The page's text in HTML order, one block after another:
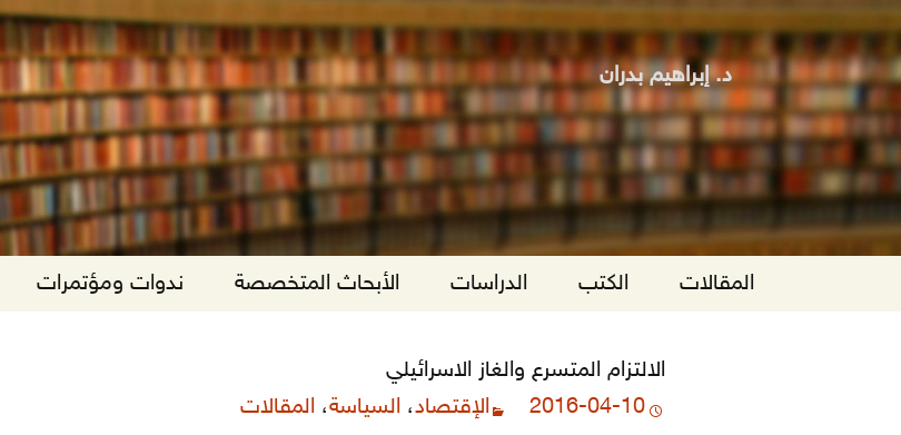
د. إبراهيم بدران
انتقل
إلى
المقالات الكتب الدراسات الأبحاث المتخصصة ندوات ومؤتمرات
الالتزام المتسرع والغاز الاسرائيلي
2016-04-10
الإقتصاد، السياسة، المقالات